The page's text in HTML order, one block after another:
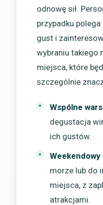
odnowę sił.
przypadku
gust i
wybraniu takiego
miejsca, które
szczególnie
Wspólne
degustacja
ich gustów.
Weekendowy
morze lub do
miejsca, z
atrakcjami.